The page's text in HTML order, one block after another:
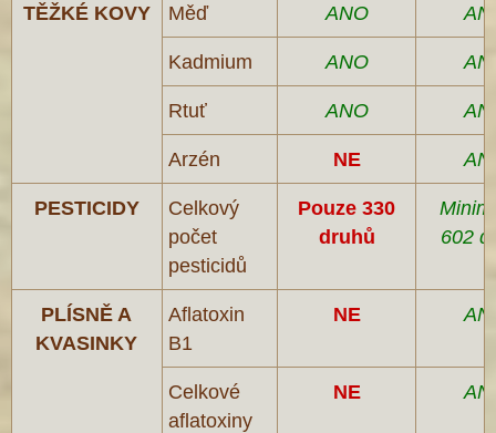
TĚŽKÉ KOVY Měď ANO
Kadmium ANO
Rtuť ANO
Arzén NE
PESTICIDY
Celkový
počet
pesticidů
Pouze 330
druhů
602
PLÍSNĚ A
KVASINKY
Aflatoxin
B1
NE
Celkové
aflatoxiny
NE